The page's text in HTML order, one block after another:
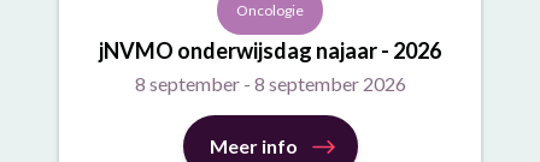
Oncologie
jNVMO onderwijsdag najaar - 2026
8 september - 8 september 2026
Meer info